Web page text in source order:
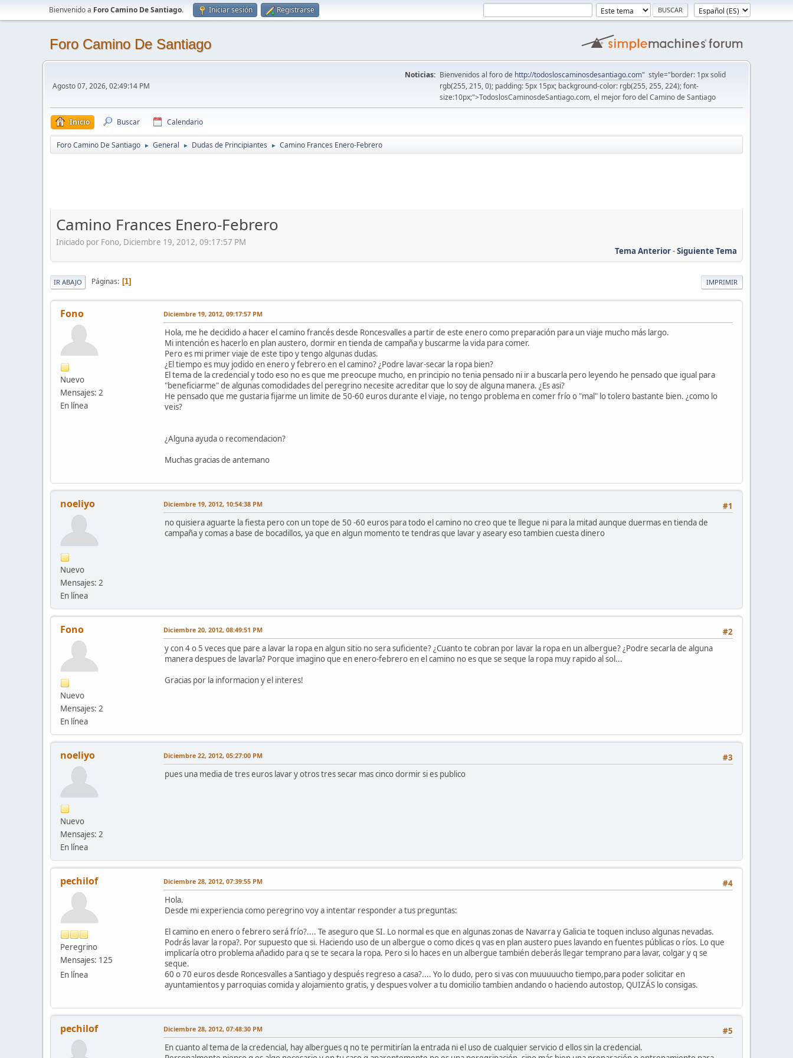
Bienvenido a Foro Camino De Santiago. Iniciar sesión Registrarse
Foro Camino De Santiago
Agosto 07, 2026, 02:49:14 PM
Noticias: Bienvenidos al foro de http://todosloscaminosdesantiago.com" style="border: 1px solid
rgb(255, 215, 0); padding: 5px 15px; background-color: rgb(255, 255, 224); font-
size:10px;">TodoslosCaminosdeSantiago.com, el mejor foro del Camino de Santiago
Inicio Buscar Calendario
Foro Camino De Santiago ► General ► Dudas de Principiantes ► Camino Frances Enero-Febrero
Camino Frances Enero-Febrero
Iniciado por Fono, Diciembre 19, 2012, 09:17:57 PM
Tema Anterior-Siguiente Tema
IMPRIMIR
IR ABAJO Páginas 1
Fono
Nuevo
Mensajes: 2
En línea
Diciembre 19, 2012, 09:17:57 PM
Hola, me he decidido a hacer el camino francés desde Roncesvalles a partir de este enero como preparación para un viaje mucho más largo.
Mi intención es hacerlo en plan austero, dormir en tienda de campaña y buscarme la vida para comer.
Pero es mi primer viaje de este tipo y tengo algunas dudas.
¿El tiempo es muy jodido en enero y febrero en el camino? ¿Podre lavar-secar la ropa bien?
El tema de la credencial y todo eso no es que me preocupe mucho, en principio no tenia pensado ni ir a buscarla pero leyendo he pensado que igual para
"beneficiarme" de algunas comodidades del peregrino necesite acreditar que lo soy de alguna manera. ¿Es asi?
He pensado que me gustaria fijarme un limite de 50-60 euros durante el viaje, no tengo problema en comer frío o "mal" lo tolero bastante bien. ¿como lo
veis?
¿Alguna ayuda o recomendacion?
Muchas gracias de antemano
noeliyo
Nuevo
Mensajes: 2
En línea
#1
Diciembre 19, 2012, 10:54:38 PM
no quisiera aguarte la fiesta pero con un tope de 50 -60 euros para todo el camino no creo que te llegue ni para la mitad aunque duermas en tienda de
campaña y comas a base de bocadillos, ya que en algun momento te tendras que lavar y aseary eso tambien cuesta dinero
Fono
Nuevo
Mensajes: 2
En línea
#2
Diciembre 20, 2012, 08:49:51 PM
y con 4 o 5 veces que pare a lavar la ropa en algun sitio no sera suficiente? ¿Cuanto te cobran por lavar la ropa en un albergue? ¿Podre secarla de alguna
manera despues de lavarla? Porque imagino que en enero-febrero en el camino no es que se seque la ropa muy rapido al sol...
Gracias por la informacion y el interes!
noeliyo
Nuevo
Mensajes: 2
En línea
#3
Diciembre 22, 2012, 05:27:00 PM
pues una media de tres euros lavar y otros tres secar mas cinco dormir si es publico
pechilof
Peregrino
Mensajes: 125
En línea
#4
Diciembre 28, 2012, 07:39:55 PM
Hola.
Desde mi experiencia como peregrino voy a intentar responder a tus preguntas:
El camino en enero o febrero será frío?.... Te aseguro que SI. Lo normal es que en algunas zonas de Navarra y Galicia te toquen incluso algunas nevadas.
Podrás lavar la ropa?. Por supuesto que si. Haciendo uso de un albergue o como dices q vas en plan austero pues lavando en fuentes públicas o ríos. Lo que
implicaría otro problema añadido para q se te secara la ropa. Pero si lo haces en un albergue también deberás llegar temprano para lavar, colgar y q se
seque.
60 o 70 euros desde Roncesvalles a Santiago y después regreso a casa?.... Yo lo dudo, pero si vas con muuuuucho tiempo,para poder solicitar en
ayuntamientos y parroquias comida y alojamiento gratis, y despues volver a tu domicilio tambien andando o haciendo autostop, QUIZÁS lo consigas.
pechilof #5
Diciembre 28, 2012, 07:48:30 PM
En cuanto al tema de la credencial, hay albergues q no te permitirían la entrada ni el uso de cualquier servicio d ellos sin la credencial.